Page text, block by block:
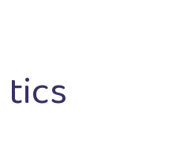
tics